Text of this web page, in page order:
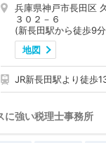
兵庫県神戸市長田区
３０２－６
(新長田駅から徒歩9
地図
JR新長田駅より徒歩
に強い税理士事務所